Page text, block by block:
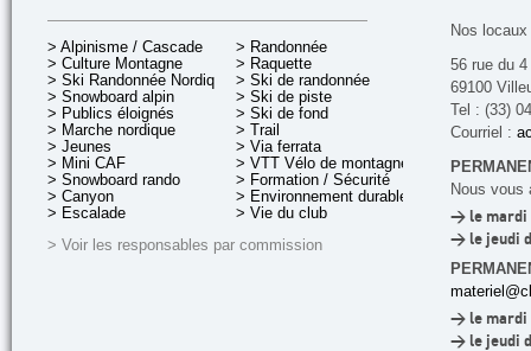
> Alpinisme / Cascade
> Culture Montagne
> Ski Randonnée Nordique
> Snowboard alpin
> Publics éloignés
> Marche nordique
> Jeunes
> Mini CAF
> Snowboard rando
> Canyon
> Escalade
> Randonnée
> Raquette
> Ski de randonnée
> Ski de piste
> Ski de fond
> Trail
> Via ferrata
> VTT Vélo de montagne
> Formation / Sécurité
> Environnement durable
> Vie du club
> Voir les responsables par commission
Nos
56 rue du
69100
Tel : (33)
Courriel :
Nous vous
> le mardi
> le jeudi
> le mardi
> le jeudi